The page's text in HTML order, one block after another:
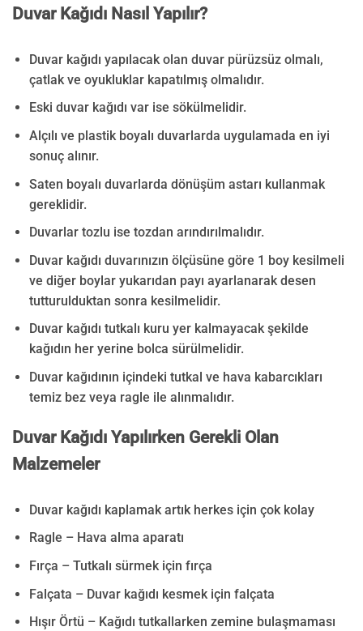
Duvar Kağıdı Nasıl Yapılır?
Duvar kağıdı yapılacak olan duvar pürüzsüz olmalı,
çatlak ve oyukluklar kapatılmış olmalıdır.
Eski duvar kağıdı var ise sökülmelidir.
Alçılı ve plastik boyalı duvarlarda uygulamada en iyi
sonuç alınır.
Saten boyalı duvarlarda dönüşüm astarı kullanmak
gereklidir.
Duvarlar tozlu ise tozdan arındırılmalıdır.
Duvar kağıdı duvarınızın ölçüsüne göre 1 boy kesilmeli
ve diğer boylar yukarıdan payı ayarlanarak desen
tutturulduktan sonra kesilmelidir.
Duvar kağıdı tutkalı kuru yer kalmayacak şekilde
kağıdın her yerine bolca sürülmelidir.
Duvar kağıdının içindeki tutkal ve hava kabarcıkları
temiz bez veya ragle ile alınmalıdır.
Duvar Kağıdı Yapılırken Gerekli Olan
Malzemeler
Duvar kağıdı kaplamak artık herkes için çok kolay
Ragle – Hava alma aparatı
Fırça – Tutkalı sürmek için fırça
Falçata – Duvar kağıdı kesmek için falçata
Hışır Örtü – Kağıdı tutkallarken zemine bulaşmaması